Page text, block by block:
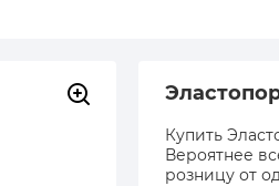
Купить
Вероятнее
розницу от